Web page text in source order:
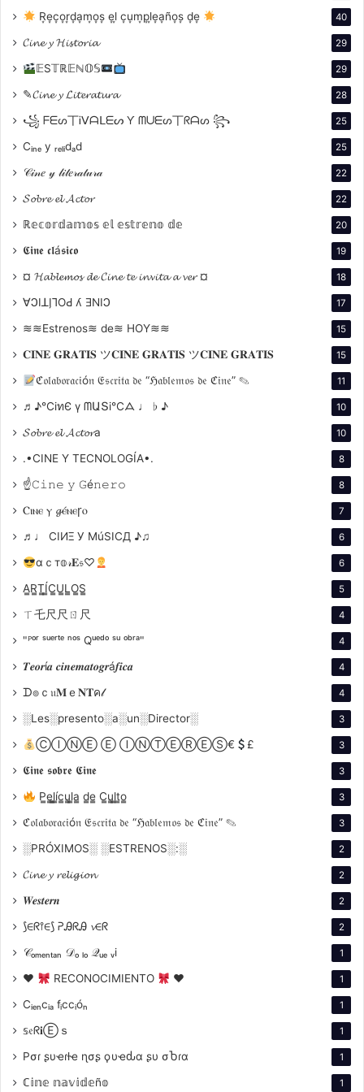
SINOPSIS
Hace veinte años
Karina se convirtió
abogada gitana de
Argentina. Un
punto de inflexión
en la historia de
una familia y una
comunidad. Una
serie de retratos
íntimos de mujeres
que dialogan sobre
la transmisión, la
pertenencia y la
ruptura.
Vea el tráiler
R͙e͙c͙o͙r͙d͙a͙m͙o͙s͙ e͙l͙ c͙u͙m͙p͙l͙e͙a͙ño͙s͙ d͙e͙ 40
𝓒𝓲𝓷𝓮 𝔂 𝓗𝓲𝓼𝓽𝓸𝓻𝓲𝓪 29
𝔼S𝕋ℝ𝔼ℕ𝕆𝕊 29
✎𝓒𝓲𝓷𝓮 𝔂 𝓛𝓲𝓽𝓮𝓻𝓪𝓽𝓾𝓻𝓪 28
꧁ ᖴᗴᔕ丅Ꭵᐯᗩᒪᗴᔕ Ƴ ᗰᑌᗴᔕ丅ᖇᗩᔕ ꧂ 25
Cᵢₙₑ y ᵣₑₗᵢdₐd 25
𝒞𝒾𝓃𝑒 𝓎 𝓁𝒾𝓉𝑒𝓇𝒶𝓉𝓊𝓇𝒶 22
𝓢𝓸𝓫𝓻𝓮 𝓮𝓵 𝓐𝓬𝓽𝓸𝓻 22
ℝ𝕖𝕔𝕠𝕣𝕕𝕒𝕞𝕠𝕤 𝕖𝕝 𝕖𝕤𝕥𝕣𝕖𝕟𝕠 𝕕𝕖 20
𝕮𝖎𝖓𝖊 𝖈𝖑á𝖘𝖎𝖈𝖔 19
¤ 𝓗𝓪𝓫𝓵𝓮𝓶𝓸𝓼 𝓭𝓮 𝓒𝓲𝓷𝓮 𝓽𝓮 𝓲𝓷𝓿𝓲𝓽𝓪 𝓪 𝓿𝓮𝓻 ¤ 18
∀ϽIꓕI̗⅂OԀ ʎ ƎNIϽ 17
≋≋Estrenos≋ de≋ HOY≋≋ 15
𝐂𝐈𝐍𝐄 𝐆𝐑𝐀𝐓𝐈𝐒 ツ𝐂𝐈𝐍𝐄 𝐆𝐑𝐀𝐓𝐈𝐒 ツ𝐂𝐈𝐍𝐄 𝐆𝐑𝐀𝐓𝐈𝐒 15
ℭ𝔬𝔩𝔞𝔟𝔬𝔯𝔞𝔠𝔦ó𝔫 𝔈𝔰𝔠𝔯𝔦𝔱𝔞 𝔡𝔢 “ℌ𝔞𝔟𝔩𝔢𝔪𝔬𝔰 𝔡𝔢 ℭ𝔦𝔫𝔢” ✎ 11
♬♪℃іทЄ ү ᗰԱՏі℃ᗋ ♩ ♭ ♪ 10
𝓢𝓸𝓫𝓻𝓮 𝓮𝓵 𝓐𝓬𝓽𝓸𝓻a 10
.•CINE Y TECNOLOGÍA•. 8
☝𝙲𝚒𝚗𝚎 𝚢 𝙶é𝚗𝚎𝚛𝚘 8
Ⲥⲓⲛⲉ ⲩ 𝓰ⲉ́ⲛⲉꞅⲟ 7
♬♩ CIИΞ У MúSICД ♪♫ 6
αｃт𝕠𝓇𝐄𝔰♡ 6
A̳R̳T̳Í̳C̳U̳L̳O̳S̳ 5
ㄒ乇尺尺ㄖ尺 4
"ᴾᵒʳ ˢᵘᵉʳᵗᵉ ⁿᵒˢ Qᵘᵉᵈᵒ ˢᵘ ᵒᵇʳᵃ" 4
𝑻𝒆𝒐𝒓í𝒂 𝒄𝒊𝒏𝒆𝒎𝒂𝒕𝒐𝒈𝒓á𝒇𝒊𝒄𝒂 4
ᗪ๏ｃ𝔲𝐌ｅ𝐍𝐓ค𝓁 4
░Les░presento░a░un░Director░ 3
ⒸⒾⓃⒺ Ⓔ ⒾⓃⓉⒺⓇⒺⓈ€ £ 3
𝕮𝖎𝖓𝖊 𝖘𝖔𝖇𝖗𝖊 𝕮𝖎𝖓𝖊 3
P̳e̳l̳í̳c̳u̳l̳a̳ d̳e̳ C̳u̳l̳t̳o̳ 3
ℭ𝔬𝔩𝔞𝔟𝔬𝔯𝔞𝔠𝔦ó𝔫 𝔈𝔰𝔠𝔯𝔦𝔱𝔞 𝔡𝔢 “ℌ𝔞𝔟𝔩𝔢𝔪𝔬𝔰 𝔡𝔢 ℭ𝔦𝔫𝔢” ✎ 3
░PRÓXIMOS░ ░ESTRENOS░:░ 2
𝓒𝓲𝓷𝓮 𝔂 𝓻𝓮𝓵𝓲𝓰𝓲𝓸𝓷 2
𝑾𝒆𝒔𝒕𝒆𝒓𝒏 2
⟆∈ᖇ⫯∈⟆ ᕈᎯᖇᎯ 𝓿∈ᖇ 2
𝒞ₒₘₑₙₜₐₙ 𝒟ₒ ₗₒ 𝒬ᵤₑ ᵥi 1
♥ RECONOCIMIENTO ♥ 1
Cᵢₑₙcᵢₐ fᵢccᵢóₙ 1
𝕤𝔢ᖇ𝐢Ⓔｓ 1
Pσɾ ʂυҽɾƚҽ ɳσʂ ϙυҽԃα ʂυ σႦɾα 1
ℂ𝕚𝕟𝕖 𝕟𝕒𝕧𝕚𝕕𝕖ñ𝕠 1